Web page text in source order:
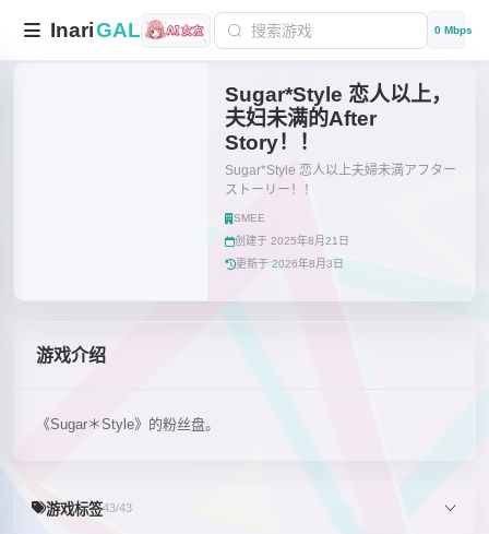
InariGAL 0 Mbps
Sugar*Style 恋人以上，
夫妇未满的After
Story！！
Sugar*Style 恋人以上夫婦未満アフター
ストーリー！！
SMEE
创建于 2025年8月21日
更新于 2026年8月3日
游戏介绍
《Sugar＊Style》的粉丝盘。
游戏标签43/43